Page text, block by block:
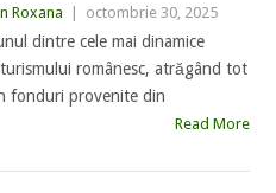
Roxana octombrie 30, 2025
dintre cele mai dinamice
românesc, atrăgând tot
fonduri provenite din
Read More